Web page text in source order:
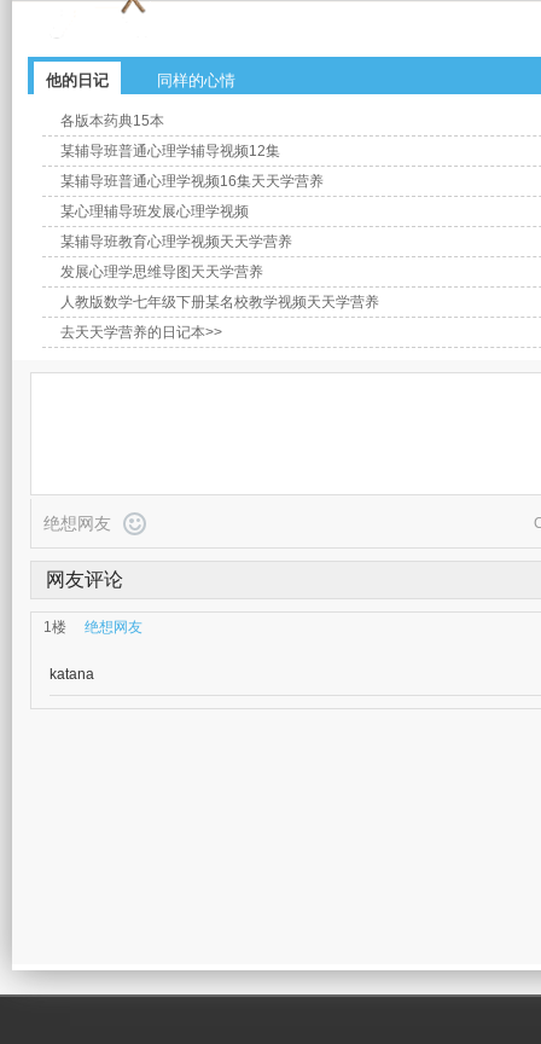
他的日记 同样的心情
各版本药典15本
某辅导班普通心理学辅导视频12集
某辅导班普通心理学视频16集天天学营养
某心理辅导班发展心理学视频
某辅导班教育心理学视频天天学营养
发展心理学思维导图天天学营养
人教版数学七年级下册某名校教学视频天天学营养
去天天学营养的日记本>>